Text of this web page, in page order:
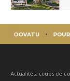
OOVATU
Actualités, coups de